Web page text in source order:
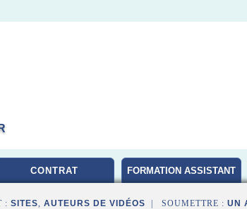
CONTRAT FORMATION ASSISTANT
: SITES, AUTEURS DE VIDÉOS | SOUMETTRE : UN